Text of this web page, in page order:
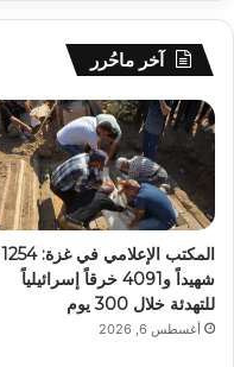
آخر ماحُرر
المكتب الإعلامي في غزة: 1254
شهيداً و4091 خرقاً إسرائيلياً
للتهدئة خلال 300 يوم
أغسطس 6, 2026